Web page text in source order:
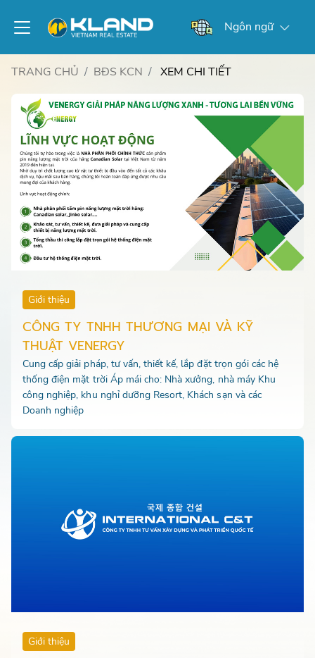
Ngôn ngữ
TRANG CHỦ BĐS KCN XEM CHI TIẾT
Giới thiệu
CÔNG TY TNHH THƯƠNG MẠI VÀ KỸ
THUẬT VENERGY
Cung cấp giải pháp, tư vấn, thiết kế, lắp đặt trọn gói các hệ
thống điện mặt trời Áp mái cho: Nhà xưởng, nhà máy Khu
công nghiệp, khu nghỉ dưỡng Resort, Khách sạn và các
Doanh nghiệp
Giới thiệu